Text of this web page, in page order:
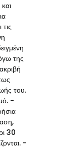
της
του.
-
30
-